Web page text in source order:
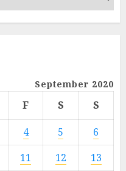
September 2020
F S
S
4 5
6
11 12
13